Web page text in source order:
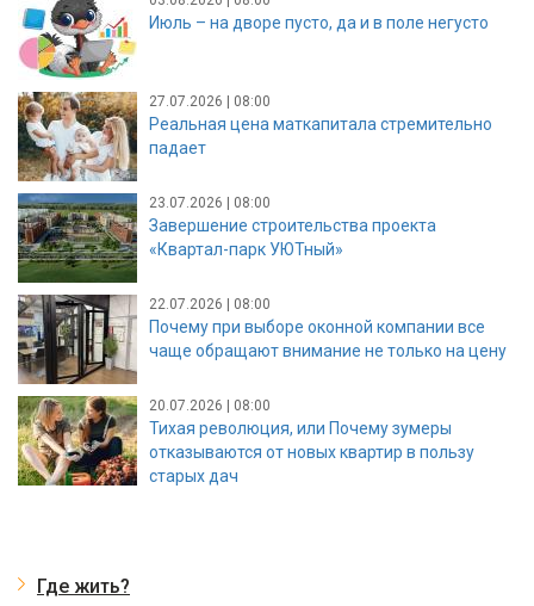
Июль – на дворе пусто, да и в поле негусто
27.07.2026 | 08:00
Реальная цена маткапитала стремительно
падает
23.07.2026 | 08:00
Завершение строительства проекта
«Квартал-парк УЮТный»
22.07.2026 | 08:00
Почему при выборе оконной компании все
чаще обращают внимание не только на цену
20.07.2026 | 08:00
Тихая революция, или Почему зумеры
отказываются от новых квартир в пользу
старых дач
Где жить?